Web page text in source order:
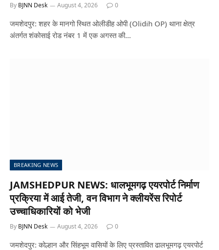
By BJNN Desk August 4, 2026 0
जमशेदपुर: शहर के मानगो स्थित ओलीडीह ओपी (Olidih OP) थाना क्षेत्र
अंतर्गत शंकोसाई रोड नंबर 1 में एक अगस्त की…
BREAKING NEWS
JAMSHEDPUR NEWS: धालभूमगढ़ एयरपोर्ट निर्माण
प्रक्रिया में आई तेजी, वन विभाग ने क्लीयरेंस रिपोर्ट
उच्चाधिकारियों को भेजी
By BJNN Desk August 4, 2026 0
जमशेदपुर: कोल्हान और सिंहभूम वासियों के लिए प्रस्तावित ढालभूमगढ़ एयरपोर्ट